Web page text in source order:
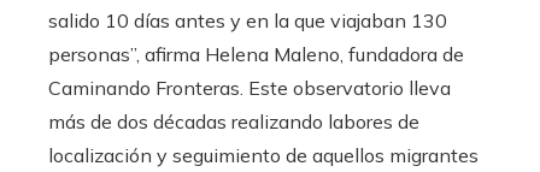
salido 10 días antes y en la que viajaban 130
personas”, afirma Helena Maleno, fundadora de
Caminando Fronteras. Este observatorio lleva
más de dos décadas realizando labores de
localización y seguimiento de aquellos migrantes